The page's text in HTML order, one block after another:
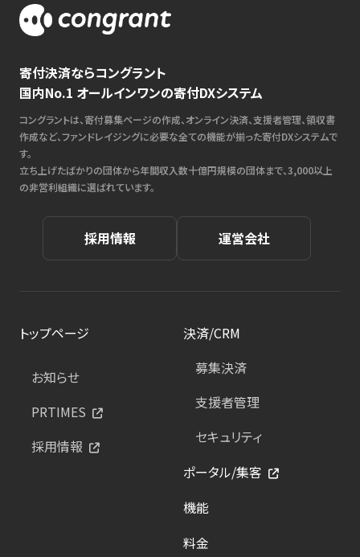
寄付決済ならコングラント
国内No.1 オールインワンの寄付DXシステム
コングラントは、寄付募集ページの作成、オンライン決済、支援者管理、領収書
作成など、ファンドレイジングに必要な全ての機能が揃った寄付DXシステムで
す。
立ち上げたばかりの団体から年間収入数十億円規模の団体まで、3,000以上
の非営利組織に選ばれています。
採用情報 運営会社
トップページ
お知らせ
PRTIMES
採用情報
決済/CRM
募集決済
支援者管理
セキュリティ
ポータル/集客
機能
料金